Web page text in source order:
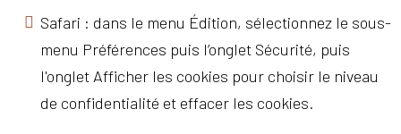
Safari : dans le menu Édition, sélectionnez le sous-
menu Préférences puis l’onglet Sécurité, puis
l'onglet Afficher les cookies pour choisir le niveau
de confidentialité et effacer les cookies.